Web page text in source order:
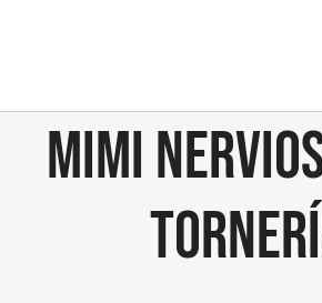
Mimi